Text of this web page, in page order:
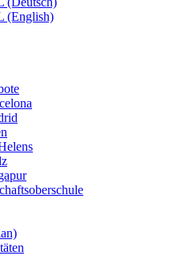
(English)